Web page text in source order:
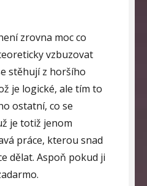
zrovna moc co
vzbuzovat
stěhují z horšího
je logické, ale tím to
ostatní, co se
je totiž jenom
práce, kterou snad
dělat. Aspoň pokud ji